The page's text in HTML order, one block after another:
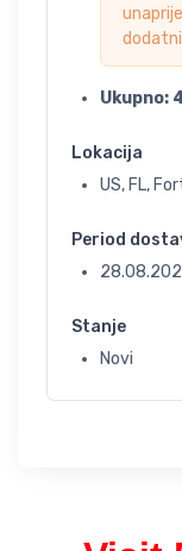
Ukupno:
Lokacija
US, FL,
Period
Stanje
Novi